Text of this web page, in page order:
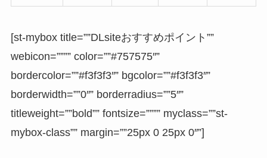
[st-mybox title=””DLsiteおすすめポイント””
webicon=”””” color=””#757575″”
bordercolor=””#f3f3f3″” bgcolor=””#f3f3f3″”
borderwidth=””0″” borderradius=””5″”
titleweight=””bold”” fontsize=”””” myclass=””st-
mybox-class”” margin=””25px 0 25px 0″”]